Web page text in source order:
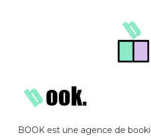
BOOK est une agence de